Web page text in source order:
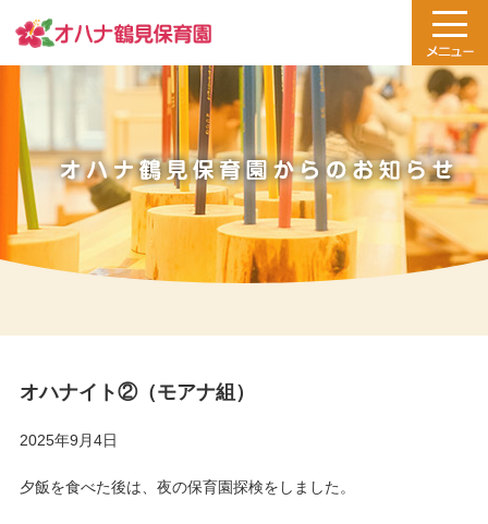
オハナイト②（モアナ組）
2025年9月4日
夕飯を食べた後は、夜の保育園探検をしました。